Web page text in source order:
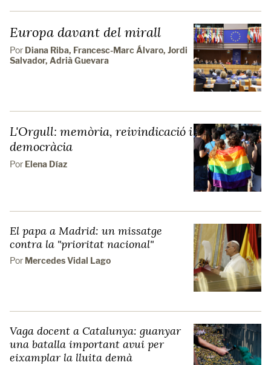
Europa davant del mirall
Por Diana Riba, Francesc-Marc Álvaro, Jordi
Salvador, Adrià Guevara
L'Orgull: memòria, reivindicació i
democràcia
Por Elena Díaz
El papa a Madrid: un missatge
contra la "prioritat nacional"
Por Mercedes Vidal Lago
Vaga docent a Catalunya: guanyar
una batalla important avui per
eixamplar la lluita demà